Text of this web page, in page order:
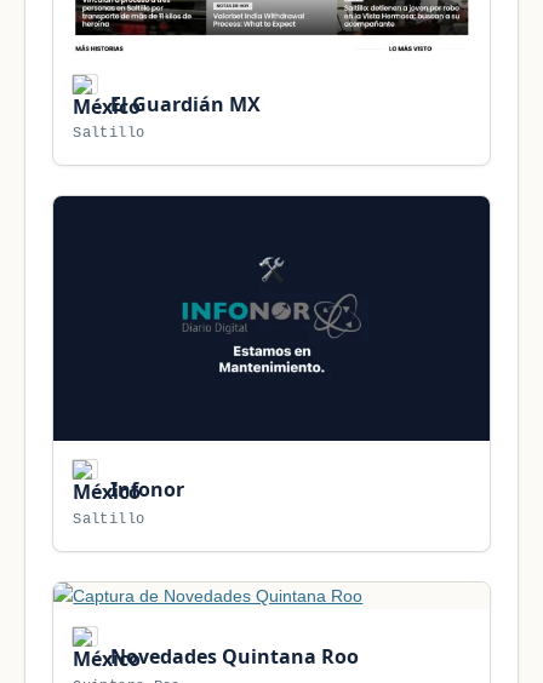
El Guardián MX
Saltillo
Infonor
Saltillo
Novedades Quintana Roo